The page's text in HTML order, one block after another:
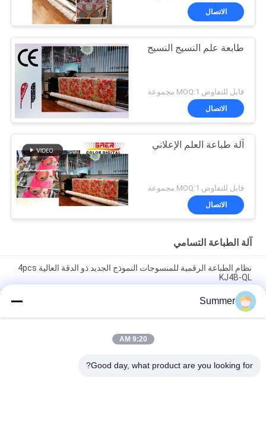
الاتصال
طابعة علم النسيج النسيج
قابل للتفاوض MOQ:1 مجموعة
الاتصال
آلة طباعة العلم الإعلاني
قابل للتفاوض MOQ:1 مجموعة
الاتصال
آلة الطباعة التسامي
نظام الطباعة الرقمية للمنسوجات النموذج الجديد ذو الدقة العالية 4pcs
KJ4B-QL
نموذج جديد لطابعة المنسوجات النافثة للحبر مع سخان الأشعة تحت
الحمراء البعيدة ونظام طباعة الأقمشة الكل في واحد مع حبر الصباغ
والتسامي
Summer
9:20 AM
Good day, what product are you looking for?